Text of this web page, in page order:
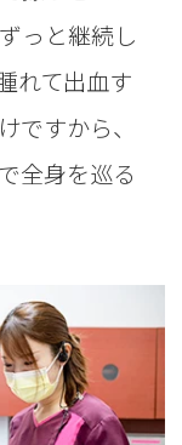
っと継続し
れて出血す
ですから、
全身を巡る